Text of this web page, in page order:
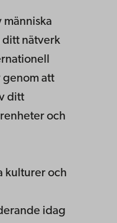
människa
ditt nätverk
genom att
ditt
och
kulturer och
idag